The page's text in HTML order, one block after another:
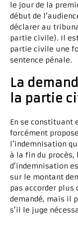
le jour de la
début de
déclarer au
partie civile). Il
partie civile une
sentence pénale.
La
la partie
En se constituant
forcément
l’indemnisation
à la fin du procès,
d’indemnisation
sur le montant
pas accorder plus
demandé, mais il
s’il le juge